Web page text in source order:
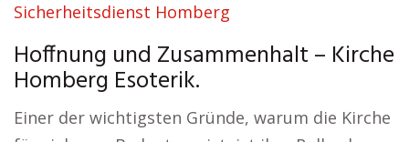
Sicherheitsdienst Homberg
Hoffnung und Zusammenhalt – Kirche
Homberg Esoterik.
Einer der wichtigsten Gründe, warum die Kirche